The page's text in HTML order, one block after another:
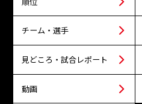
チーム・選手
見どころ・試合レポート
動画